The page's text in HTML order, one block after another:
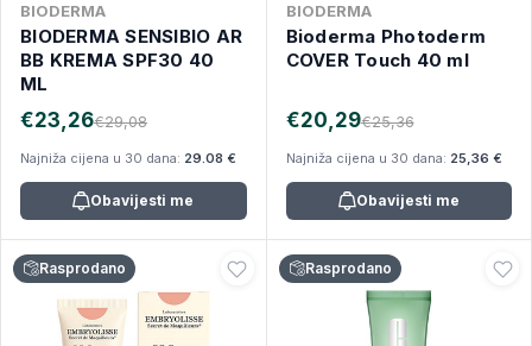
BIODERMA
BIODERMA SENSIBIO AR
BB KREMA SPF30 40
ML
€29,08
€23,26
Najniža cijena u 30 dana: 29.08 €
Obavijesti me
BIODERMA
Bioderma Photoderm
COVER Touch 40 ml
€25,36
€20,29
Najniža cijena u 30 dana: 25,36 €
Obavijesti me
Rasprodano Rasprodano